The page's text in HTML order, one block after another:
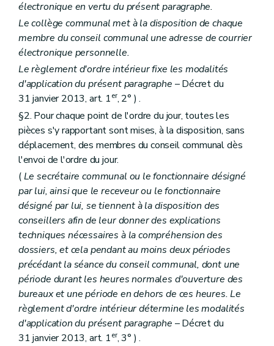
Sous-section première Composition
Art. L2112-4
Art. L2112-5
Art. L2112-6
Art. L2112-7
Sous-section 2 Attributions
Art. L2112-8
Section 3 Le collège
Art. L2112-9
Art. L2112-10
Art. L2112-11
Art. L2112-12
Art. L2112-13
Art. L2112-14
Art. L2112-15
Chapitre III Actes des autorités des fédérations et des agglomérations de communes
Art. L2113-1
Art. L2113-2
Art. L2113-3
Titre II Administration des agglomérations et des fédérations de communes
Chapitre premier Le personnel
Art. L2121-1
Art. L2121-2
Art. L2121-3
Chapitre II Administration des biens
Art. L2122-1
Chapitre III Administration de certains services
Art. L2123-1
Art. L2123-2
électronique en vertu du présent paragraphe.
Le collège communal met à la disposition de chaque
membre du conseil communal une adresse de courrier
électronique personnelle.
Le règlement d'ordre intérieur fixe les modalités
d'application du présent paragraphe – Décret du
31 janvier 2013, art. 1er, 2° ) .
§2. Pour chaque point de l'ordre du jour, toutes les
pièces s'y rapportant sont mises, à la disposition, sans
déplacement, des membres du conseil communal dès
l'envoi de l'ordre du jour.
(Le secrétaire communal ou le fonctionnaire désigné
par lui, ainsi que le receveur ou le fonctionnaire
désigné par lui, se tiennent à la disposition des
conseillers afin de leur donner des explications
techniques nécessaires à la compréhension des
dossiers, et cela pendant au moins deux périodes
précédant la séance du conseil communal, dont une
période durant les heures normales d'ouverture des
bureaux et une période en dehors de ces heures. Le
règlement d'ordre intérieur détermine les modalités
d'application du présent paragraphe – Décret du
31 janvier 2013, art. 1er, 3° ) .